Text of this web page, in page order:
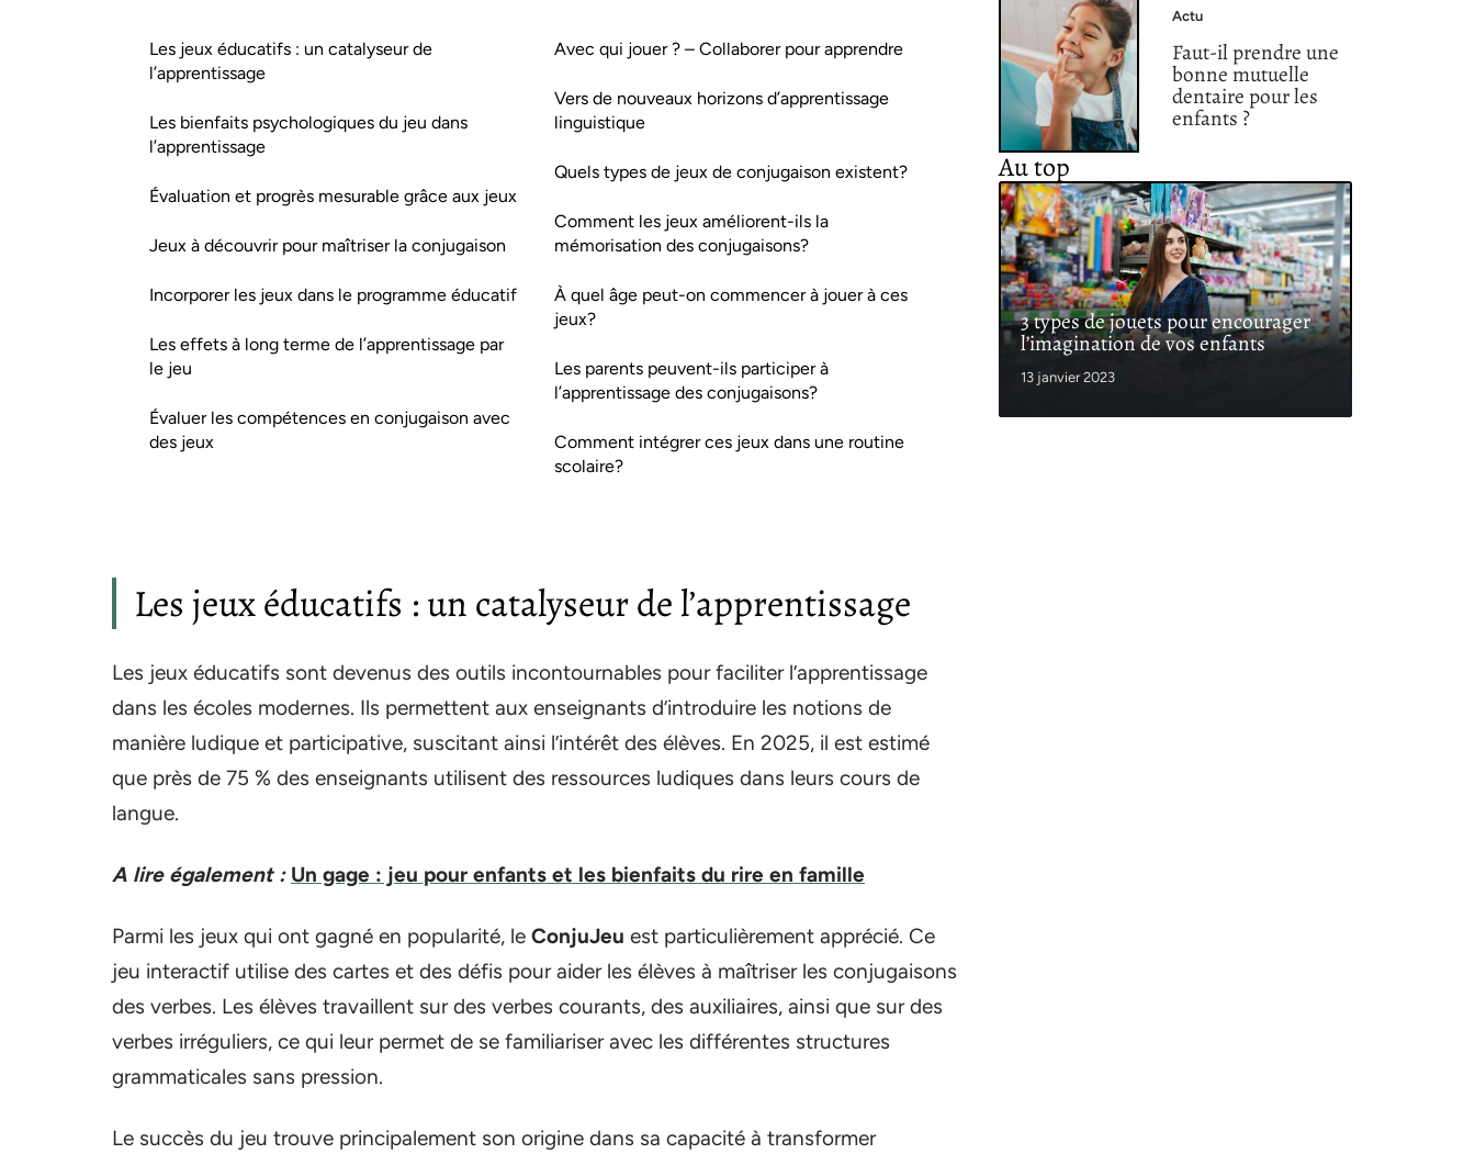
Les jeux éducatifs : un catalyseur de
l’apprentissage
Les bienfaits psychologiques du jeu dans
l’apprentissage
Évaluation et progrès mesurable grâce aux jeux
Jeux à découvrir pour maîtriser la conjugaison
Incorporer les jeux dans le programme éducatif
Les effets à long terme de l’apprentissage par
le jeu
Évaluer les compétences en conjugaison avec
des jeux
Avec qui jouer ? – Collaborer pour apprendre
Vers de nouveaux horizons d’apprentissage
linguistique
Quels types de jeux de conjugaison existent?
Comment les jeux améliorent-ils la
mémorisation des conjugaisons?
À quel âge peut-on commencer à jouer à ces
jeux?
Les parents peuvent-ils participer à
l’apprentissage des conjugaisons?
Comment intégrer ces jeux dans une routine
scolaire?
Les jeux éducatifs : un catalyseur de l’apprentissage
Les jeux éducatifs sont devenus des outils incontournables pour faciliter l’apprentissage
dans les écoles modernes. Ils permettent aux enseignants d’introduire les notions de
manière ludique et participative, suscitant ainsi l’intérêt des élèves. En 2025, il est estimé
que près de 75 % des enseignants utilisent des ressources ludiques dans leurs cours de
langue.
A lire également : Un gage : jeu pour enfants et les bienfaits du rire en famille
Parmi les jeux qui ont gagné en popularité, le ConjuJeu est particulièrement apprécié. Ce
jeu interactif utilise des cartes et des défis pour aider les élèves à maîtriser les conjugaisons
des verbes. Les élèves travaillent sur des verbes courants, des auxiliaires, ainsi que sur des
verbes irréguliers, ce qui leur permet de se familiariser avec les différentes structures
grammaticales sans pression.
Le succès du jeu trouve principalement son origine dans sa capacité à transformer
Actu
Faut-il prendre une
bonne mutuelle
dentaire pour les
enfants ?
Au top
3 types de jouets pour encourager
l’imagination de vos enfants
13 janvier 2023